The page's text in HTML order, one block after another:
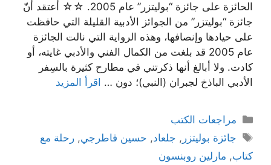
الحائزة على جائزة “بوليتزر” عام 2005. ☆☆ أعتقد أنّ
جائزة “بوليتزر” من الجوائز الأدبية القليلة التي حافظت
على حيادها وإنصافها، وهذه الرواية التي نالت الجائزة
عام 2005 قد بلغت من الكمال الفني والأدبي غايته، أو
كادت. ولا أبالغ أنها ذكرتني في مطارح كثيرة بالسِفر
الأدبي الباذخ لجبران (النبي)؛ دون … اقرأ المزيد
التصنيفات
مراجعات الكتب
الوسوم
جائزة بوليتزر , جلعاد, حسين قاطرجي,رحلة مع
كتاب, مارلين روبنسون